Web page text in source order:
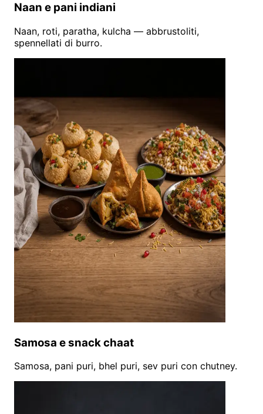
Naan e pani indiani
Naan, roti, paratha, kulcha — abbrustoliti,
spennellati di burro.
Samosa e snack chaat
Samosa, pani puri, bhel puri, sev puri con chutney.